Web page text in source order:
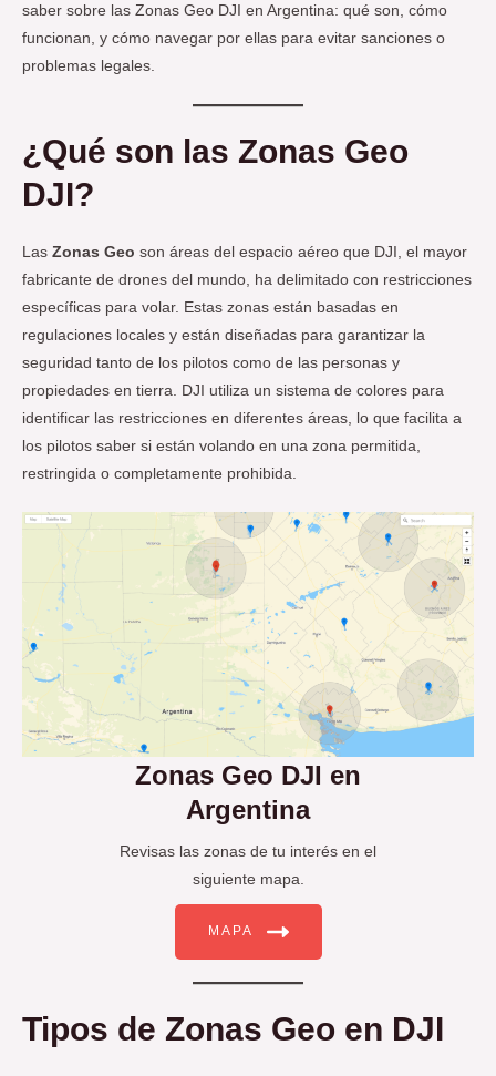
saber sobre las Zonas Geo DJI en Argentina: qué son, cómo
funcionan, y cómo navegar por ellas para evitar sanciones o
problemas legales.
¿Qué son las Zonas Geo
DJI?
Las Zonas Geo son áreas del espacio aéreo que DJI, el mayor
fabricante de drones del mundo, ha delimitado con restricciones
específicas para volar. Estas zonas están basadas en
regulaciones locales y están diseñadas para garantizar la
seguridad tanto de los pilotos como de las personas y
propiedades en tierra. DJI utiliza un sistema de colores para
identificar las restricciones en diferentes áreas, lo que facilita a
los pilotos saber si están volando en una zona permitida,
restringida o completamente prohibida.
Zonas Geo DJI en
Argentina
Revisas las zonas de tu interés en el
siguiente mapa.
MAPA
Tipos de Zonas Geo en DJI